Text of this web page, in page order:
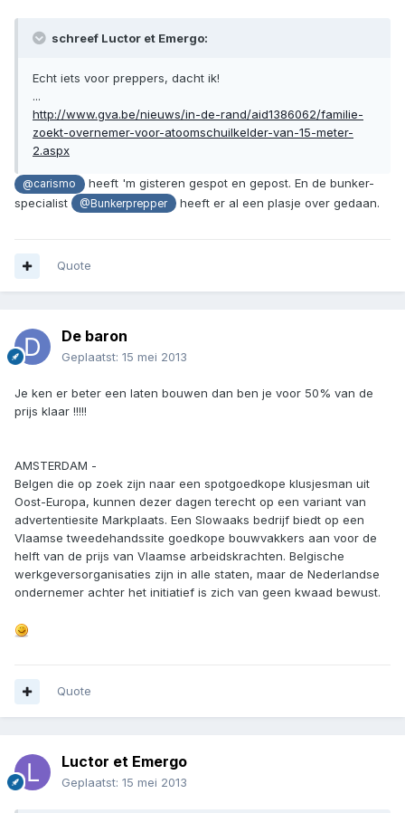
schreef Luctor et Emergo:
Echt iets voor preppers, dacht ik!
...
http://www.gva.be/nieuws/in-de-rand/aid1386062/familie-
zoekt-overnemer-voor-atoomschuilkelder-van-15-meter-
2.aspx
@carismo
heeft 'm gisteren gespot en gepost. En de bunker-
specialist
@Bunkerprepper heeft er al een plasje over gedaan.
Quote
De baron
Geplaatst: 15 mei 2013
Je ken er beter een laten bouwen dan ben je voor 50% van de
prijs klaar !!!!!
AMSTERDAM -
Belgen die op zoek zijn naar een spotgoedkope klusjesman uit
Oost-Europa, kunnen dezer dagen terecht op een variant van
advertentiesite Markplaats. Een Slowaaks bedrijf biedt op een
Vlaamse tweedehandssite goedkope bouwvakkers aan voor de
helft van de prijs van Vlaamse arbeidskrachten. Belgische
werkgeversorganisaties zijn in alle staten, maar de Nederlandse
ondernemer achter het initiatief is zich van geen kwaad bewust.
Quote
Luctor et Emergo
Geplaatst: 15 mei 2013